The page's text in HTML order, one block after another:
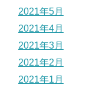
2021年5月
2021年4月
2021年3月
2021年2月
2021年1月